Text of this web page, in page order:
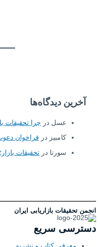
آخرین دیدگاه‌ها
عسل در چرا تحقیقات
کامبیز در فراخوان
سورنا درتحقیقات
انجمن تحقیقات بازاریابی ایران
دسترسی سریع